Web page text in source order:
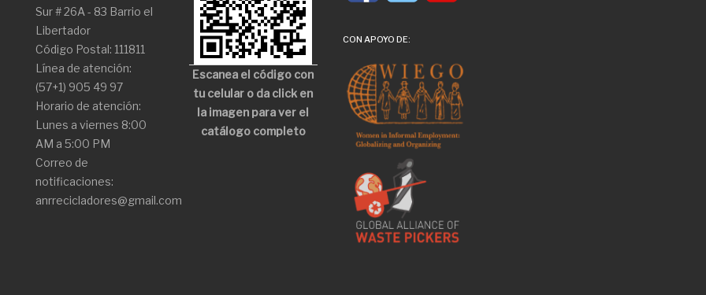
Sur # 26A - 83 Barrio el
Libertador
Código Postal: 111811
Línea de atención:
(57+1) 905 49 97
Horario de atención:
Lunes a viernes 8:00
AM a 5:00 PM
Correo de
notificaciones:
anrrecicladores@gmail.com
Escanea el código con
tu celular o da click en
la imagen para ver el
catálogo completo
CON APOYO DE: